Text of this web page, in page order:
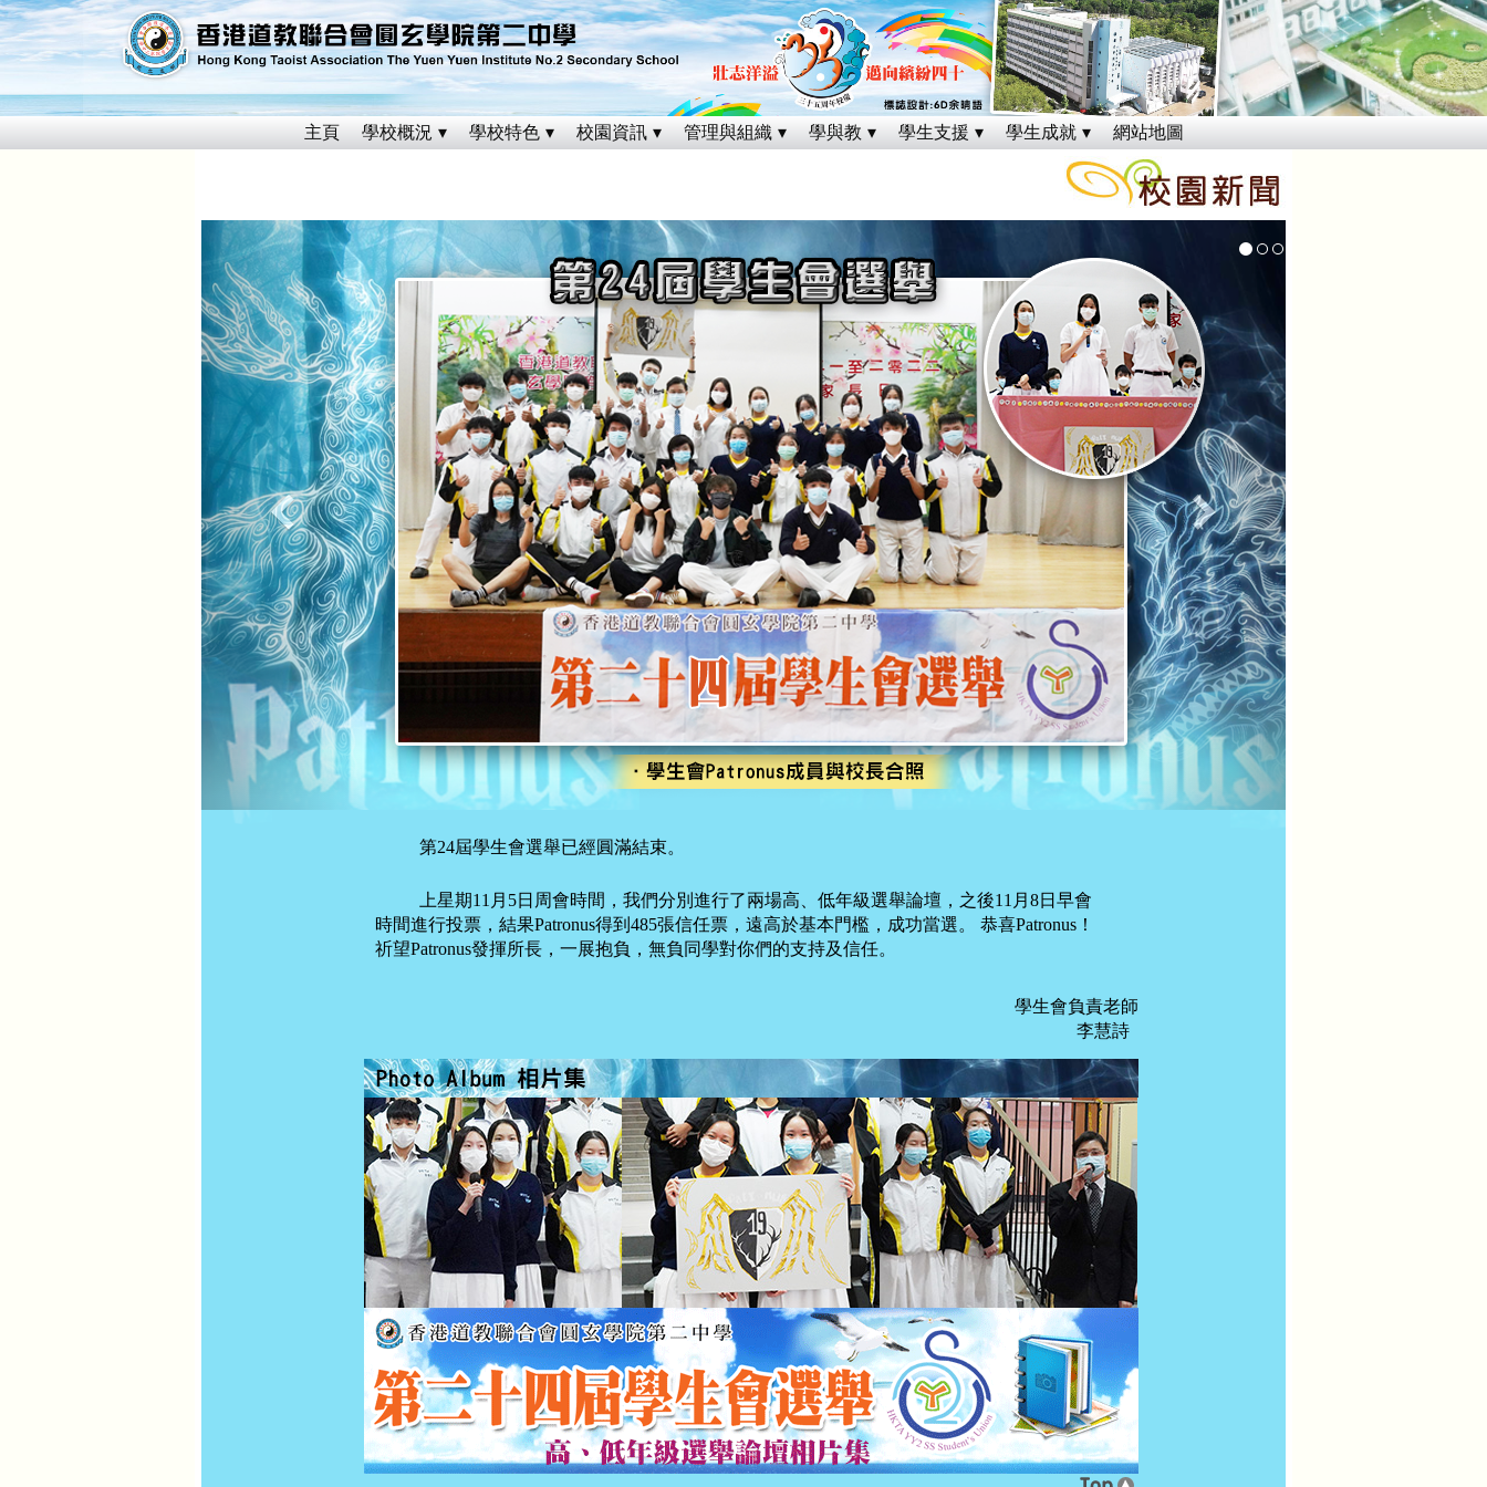
主頁 學校概況 學校特色 校園資訊 管理與組織 學與教 學生支援 學生成就 網站地圖
第24屆學生會選舉已經圓滿結束。
上星期11月5日周會時間，我們分別進行了兩場高、低年級選舉論壇，之後11月8日早會
時間進行投票，結果Patronus得到485張信任票，遠高於基本門檻，成功當選。 恭喜Patronus！
祈望Patronus發揮所長，一展抱負，無負同學對你們的支持及信任。
學生會負責老師
李慧詩